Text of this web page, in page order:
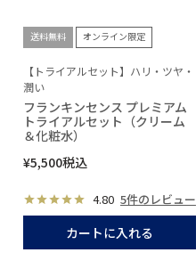
送料無料 オンライン限定
【トライアルセット】ハリ・ツヤ・
潤い
フランキンセンス プレミアム
トライアルセット（クリーム
＆化粧水）
¥5,500税込
4.80 5件のレビュー
カートに入れる